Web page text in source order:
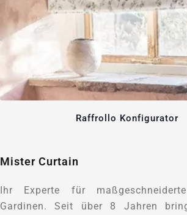
Raffrollo Konfigurator
Mister Curtain
Ihr Experte für
Gardinen. Seit über 8 Jahren